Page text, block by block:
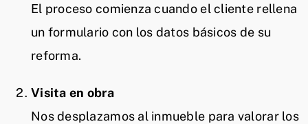
El proceso comienza cuando el cliente rellena
un formulario con los datos básicos de su
reforma.
Visita en obra
Nos desplazamos al inmueble para valorar los